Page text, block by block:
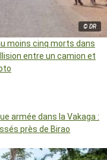
© DR
moins cinq morts dans
entre un camion et
armée dans la Vakaga :
près de Birao